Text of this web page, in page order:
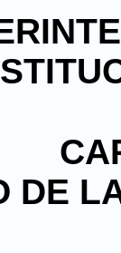
DE